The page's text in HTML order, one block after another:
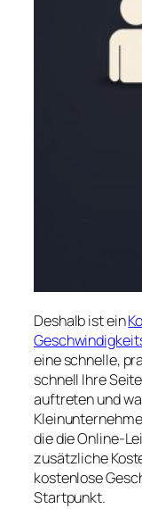
Deshalb ist ein
eine schnelle,
schnell Ihre
auftreten und
die die Online-
zusätzliche
kostenlose
Startpunkt.